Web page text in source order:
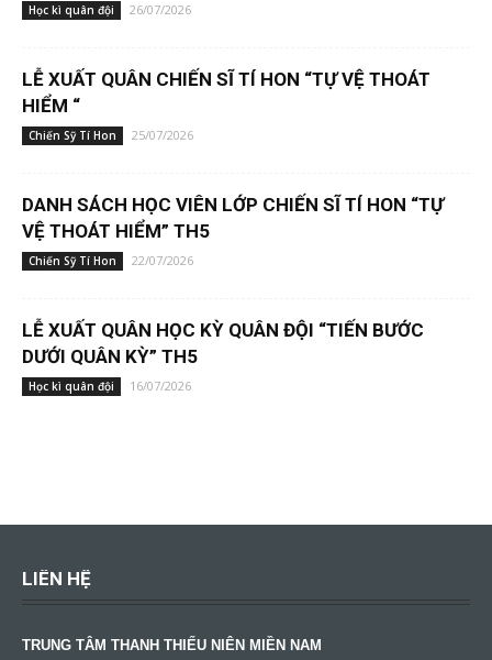
Học kì quân đội 26/07/2026
LỄ XUẤT QUÂN CHIẾN SĨ TÍ HON “TỰ VỆ THOÁT
HIỂM “
Chiến Sỹ Tí Hon 25/07/2026
DANH SÁCH HỌC VIÊN LỚP CHIẾN SĨ TÍ HON “TỰ
VỆ THOÁT HIỂM” TH5
Chiến Sỹ Tí Hon 22/07/2026
LỄ XUẤT QUÂN HỌC KỲ QUÂN ĐỘI “TIẾN BƯỚC
DƯỚI QUÂN KỲ” TH5
Học kì quân đội 16/07/2026
LIÊN HỆ
TRUNG TÂM THANH THIẾU NIÊN MIỀN NAM